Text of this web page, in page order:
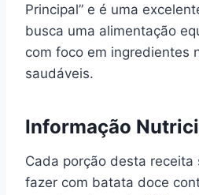
Principal” e é uma
busca uma alimentação
com foco em ingredientes
saudáveis.
Informação
Cada porção desta receita
fazer com batata doce